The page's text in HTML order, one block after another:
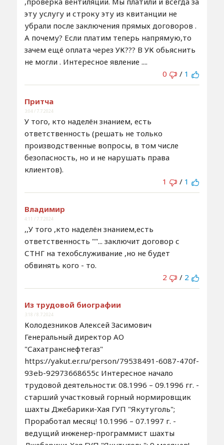
эту услугу и строку эту из квитанции не
убрали после заключения прямых договоров .
А почему? Если платим теперь напрямую,то
зачем ещё оплата через УК??? В УК обьяснить
не могли . Интересное явление ....
0
/ 1
Притча
3:04 / 7.7.2024
У того, кто наделён знанием, есть
ответственность (решать не только
производственные вопросы, в том числе
безопасность, но и не нарушать права
клиентов).
1
/ 1
Владимир
4:11 / 7.7.2024
,,У того ,кто наделён знанием,есть
ответственность ""... заключит договор с
СТНГ на техобслуживание ,но не будет
обвинять кого - то.
2
/ 2
Из трудовой биографии
3:18 / 8.7.2024
Колодезников Алексей Засимович
Генеральный директор АО
"Сахатранснефтегаз"
https://yakut.er.ru/person/79538491-6087-470f-
93eb-92973668655c Интересное начало
трудовой деятельности: 08.1996 – 09.1996 гг. -
старший участковый горный нормировщик
шахты Джебарики-Хая ГУП "Якутуголь";
Проработал месяц! 10.1996 – 07.1997 г. -
ведущий инженер-программист шахты